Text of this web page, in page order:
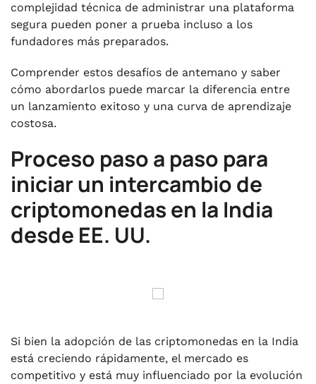
complejidad técnica de administrar una plataforma
segura pueden poner a prueba incluso a los
fundadores más preparados.
Comprender estos desafíos de antemano y saber
cómo abordarlos puede marcar la diferencia entre
un lanzamiento exitoso y una curva de aprendizaje
costosa.
Proceso paso a paso para
iniciar un intercambio de
criptomonedas en la India
desde EE. UU.
Si bien la adopción de las criptomonedas en la India
está creciendo rápidamente, el mercado es
competitivo y está muy influenciado por la evolución